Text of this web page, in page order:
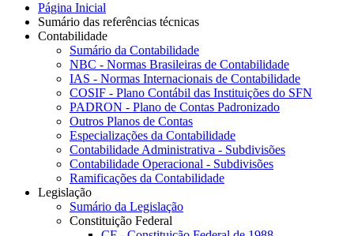
Página Inicial
Sumário das referências técnicas
Contabilidade
Sumário da Contabilidade
NBC - Normas Brasileiras de Contabilidade
IAS - Normas Internacionais de Contabilidade
COSIF - Plano Contábil das Instituições do SFN
PADRON - Plano de Contas Padronizado
Outros Planos de Contas
Especializações da Contabilidade
Contabilidade Administrativa - Subdivisões
Contabilidade Operacional - Subdivisões
Ramificações da Contabilidade
Legislação
Sumário da Legislação
Constituição Federal